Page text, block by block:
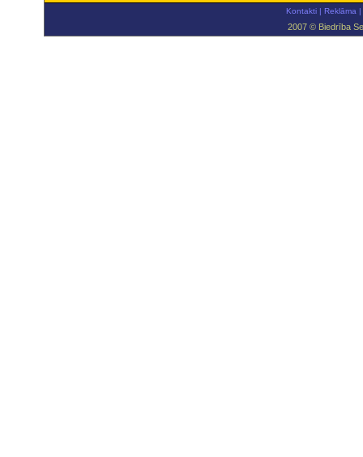
Kontakti | Reklāma |
2007 © Biedrība